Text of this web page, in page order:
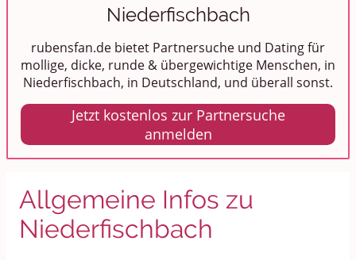
Niederfischbach
rubensfan.de bietet Partnersuche und Dating für
mollige, dicke, runde & übergewichtige Menschen, in
Niederfischbach, in Deutschland, und überall sonst.
Jetzt kostenlos zur Partnersuche
anmelden
Allgemeine Infos zu
Niederfischbach